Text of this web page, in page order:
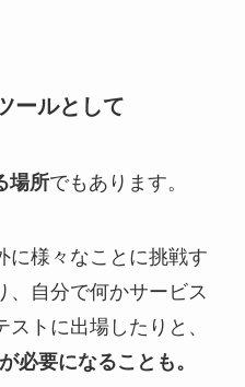
ールとして
場所でもあります。
に様々なことに挑戦す
、自分で何かサービス
トに出場したりと、
必要になることも。